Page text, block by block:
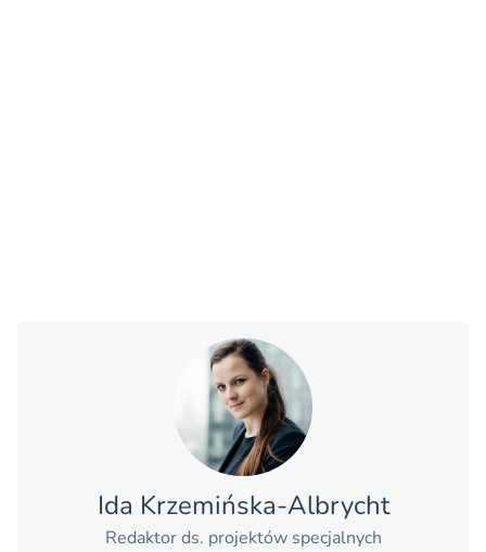
Ida Krzemińska-Albrycht
Redaktor ds. projektów specjalnych